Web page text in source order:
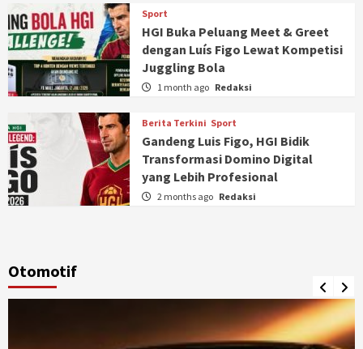
Sport
HGI Buka Peluang Meet & Greet
dengan Luís Figo Lewat Kompetisi
Juggling Bola
1 month ago Redaksi
Berita Terkini Sport
Gandeng Luis Figo, HGI Bidik
Transformasi Domino Digital
yang Lebih Profesional
2 months ago Redaksi
Otomotif